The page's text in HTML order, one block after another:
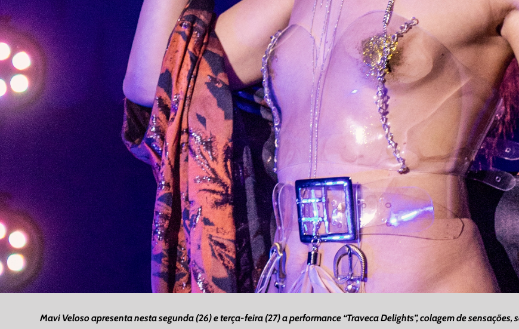
Mavi Veloso apresenta nesta segunda (26) e terça-feira (27) a performance “Traveca Delights”, colagem de sensações,